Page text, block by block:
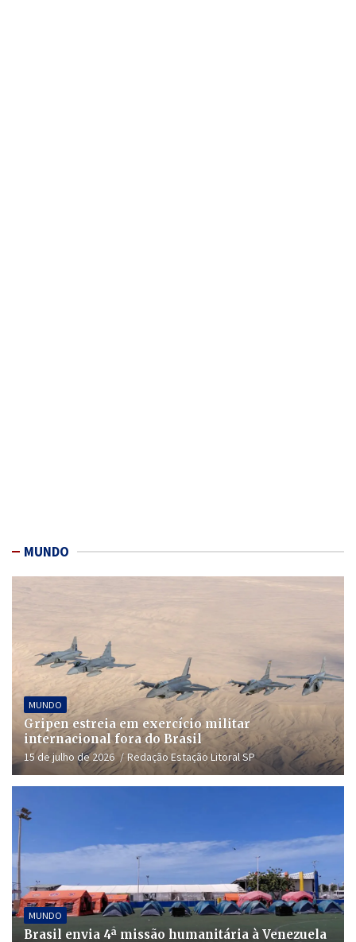
MUNDO
MUNDO
Gripen estreia em exercício militar
internacional fora do Brasil
15 de julho de 2026 Redação Estação Litoral SP
MUNDO
Brasil envia 4ª missão humanitária à Venezuela